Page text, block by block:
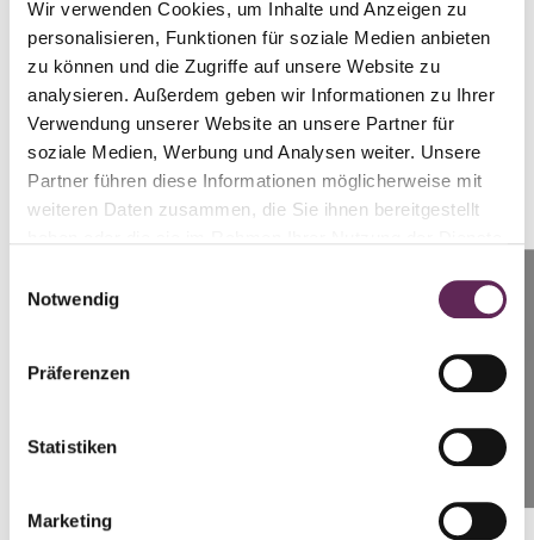
Wir verwenden Cookies, um Inhalte und Anzeigen zu
personalisieren, Funktionen für soziale Medien anbieten
zu können und die Zugriffe auf unsere Website zu
analysieren. Außerdem geben wir Informationen zu Ihrer
Verwendung unserer Website an unsere Partner für
soziale Medien, Werbung und Analysen weiter. Unsere
Partner führen diese Informationen möglicherweise mit
weiteren Daten zusammen, die Sie ihnen bereitgestellt
Notwendig
Präferenzen
Statistiken
Marketing
Entspannter Look und scharfe, maskuline
Konturen
Medizin eine wichtige Rolle, und zwar nicht nur bei der
Lippenvergrößerung oder Hydratation. Bei Männern
zur Konturierung des Gesichts, z. B. der Wangenknochen,
des Kinns oder der Kieferlinie, eingesetzt, um schärfere,
definierte Konturen zu erzielen und die Männlichkeit des
Gesichts zu unterstreichen. Die Wirkung hält je nach Art
Prag: +420 739 994 664
Brünn: +420 728 955 944